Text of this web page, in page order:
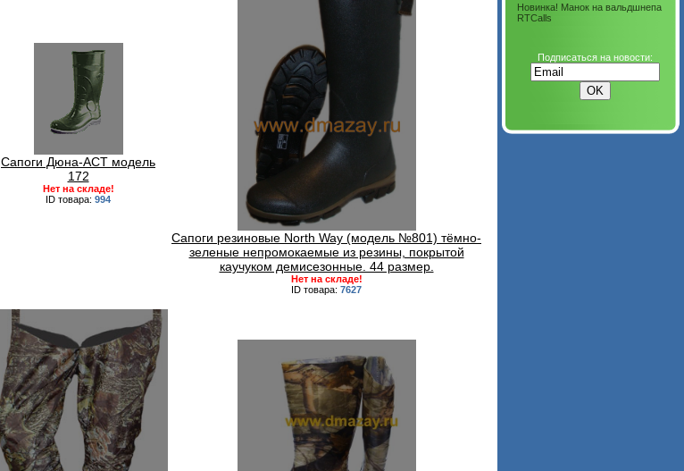
Сапоги Дюна-АСТ модель
172
Нет на складе!
ID товара: 994
Сапоги резиновые North Way (модель №801) тёмно-
зеленые непромокаемые из резины, покрытой
каучуком демисезонные. 44 размер.
Нет на складе!
ID товара: 7627
Новинка! Манок на вальдшнепа
RTCalls
Подписаться на новости: